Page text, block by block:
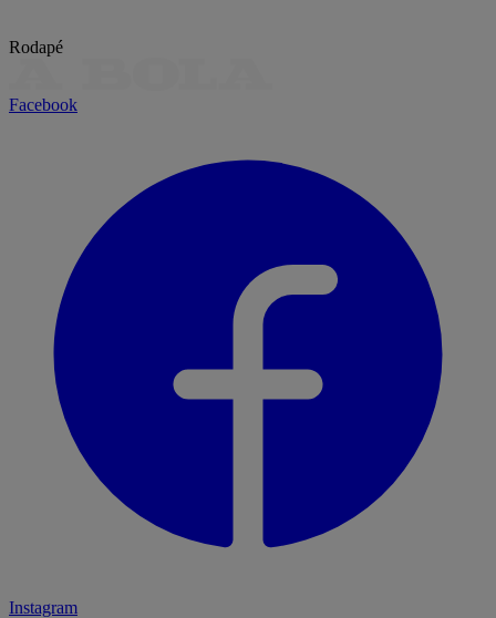
Rodapé
Facebook
Instagram